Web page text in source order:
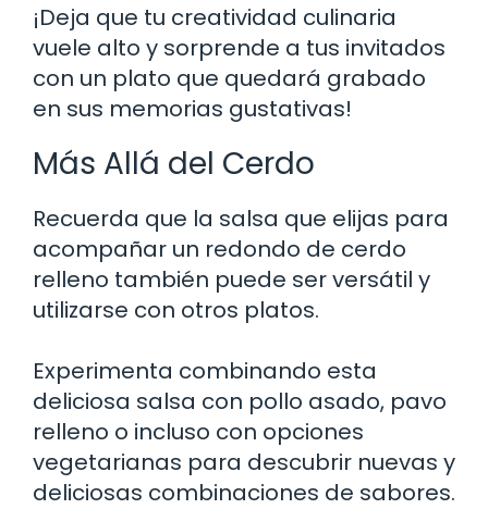
¡Deja que tu creatividad culinaria
vuele alto y sorprende a tus invitados
con un plato que quedará grabado
en sus memorias gustativas!
Más Allá del Cerdo
Recuerda que la salsa que elijas para
acompañar un redondo de cerdo
relleno también puede ser versátil y
utilizarse con otros platos.
Experimenta combinando esta
deliciosa salsa con pollo asado, pavo
relleno o incluso con opciones
vegetarianas para descubrir nuevas y
deliciosas combinaciones de sabores.